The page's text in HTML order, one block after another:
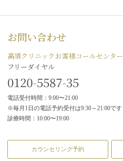
お問い合わせ
高須クリニックお客様コールセンター
フリーダイヤル
0120-5587-35
電話受付時間：9:00〜21:00
※毎月1日の電話予約受付は9:30～21:00です
診療時間：10:00〜19:00
カウンセリング予約